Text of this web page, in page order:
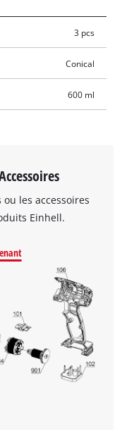
remplacer ou
aux travaux de3 pcs
Conical
600 ml
les accessoires
Einhell.